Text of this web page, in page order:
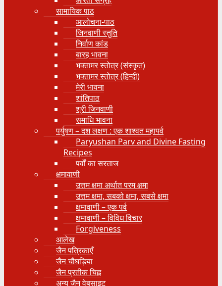
सामायिक पाठ
आलोचना-पाठ
जिनवाणी स्तुति
निर्वाण कांड
बारह भावना
भक्तामर स्तोत्र (संस्कृत)
भक्तामर स्तोत्र (हिन्दी)
मेरी भावना
शांतिपाठ
श्री जिनवाणी
समाधि भावना
पर्युषण – दश लक्षण : एक शाश्वत महापर्व
Paryushan Parv and Divine Fasting
Recipes
पर्वों का सरताज
क्षमावाणी
उत्तम क्षमा अर्थात परम क्षमा
उत्तम क्षमा, सबको क्षमा, सबसे क्षमा
क्षमावाणी – एक पर्व
क्षमावाणी – विविध विचार
Forgiveness
आलेख
जैन पत्रिकाएँ
जैन चौघड़िया
जैन प्रतीक चिह्न
अन्य जैन वेबसाइट